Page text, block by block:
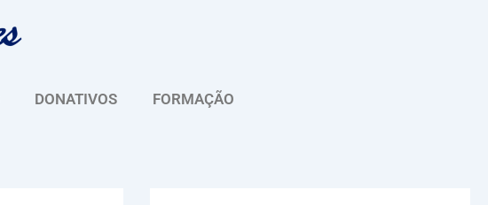
DONATIVOS FORMAÇÃO
u